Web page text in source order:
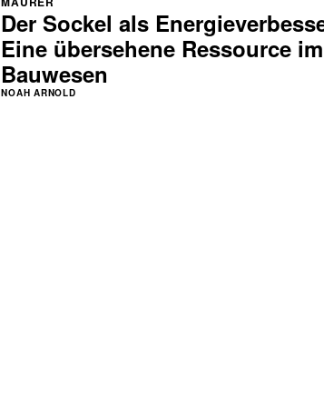
Der Sockel als
Eine übersehene Ressource im
Bauwesen
NOAH ARNOLD